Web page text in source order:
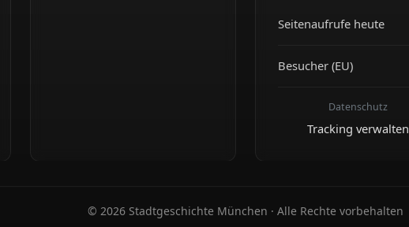
Seitenaufrufe heute
Besucher (EU)
Datenschutz
Tracking verwalten
© 2026 Stadtgeschichte München · Alle Rechte vorbehalten